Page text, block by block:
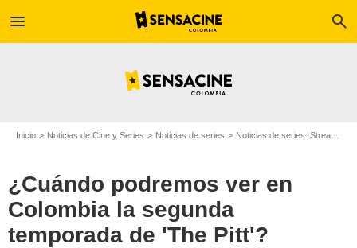
menu search
Inicio Noticias de Cine y Series Noticias de series Noticias de series: Streaming
¿Cuándo podremos ver en
Colombia la segunda
temporada de 'The Pitt'?
Max